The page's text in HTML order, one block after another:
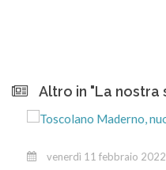
Altro in "La nostra
venerdì 11 febbraio 2022